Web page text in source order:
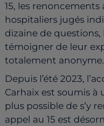
15, les renoncements
hospitaliers jugés
dizaine de
témoigner de leur
totalement anonyme.
Depuis l’été 2023,
Carhaix est soumis à
plus possible de s’y
appel au 15 est